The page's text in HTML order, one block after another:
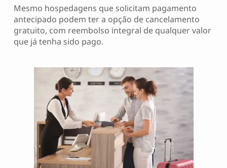
Mesmo hospedagens que solicitam pagamento
antecipado podem ter a opção de cancelamento
gratuito, com reembolso integral de qualquer valor
que já tenha sido pago.